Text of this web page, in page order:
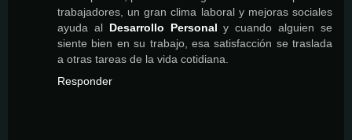
trabajadores, un gran clima laboral y mejoras sociales
ayuda al Desarrollo Personal y cuando alguien se
siente bien en su trabajo, esa satisfacción se traslada
a otras tareas de la vida cotidiana.
Responder